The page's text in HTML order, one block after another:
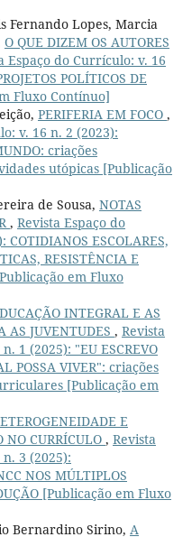
Fernando Lopes, Marcia
O QUE DIZEM OS AUTORES
Espaço do Currículo: v. 16
POLÍTICOS DE
Fluxo Contínuo]
PERIFERIA EM FOCO ,
v. 16 n. 2 (2023):
criações
utópicas [Publicação
de Sousa, NOTAS
, Revista Espaço do
ESCOLARES,
RESISTÊNCIA E
em Fluxo
INTEGRAL E AS
AS JUVENTUDES , Revista
1 (2025): "EU ESCREVO
POSSA VIVER": criações
[Publicação em
E
NO CURRÍCULO , Revista
3 (2025):
NOS MÚLTIPLOS
[Publicação em Fluxo
Bernardino Sirino, A